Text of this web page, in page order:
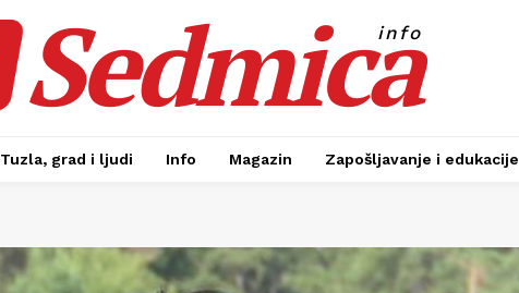
Sedmica
info
Tuzla, grad i ljudi Info Magazin Zapošljavanje i edukacije